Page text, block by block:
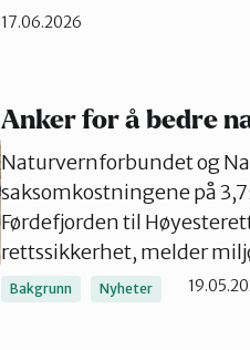
17.06.2026
Anker for å bedre
Naturvernforbundet og
saksomkostningene på
Førdefjorden til
rettssikkerhet, melder
Bakgrunn Nyheter